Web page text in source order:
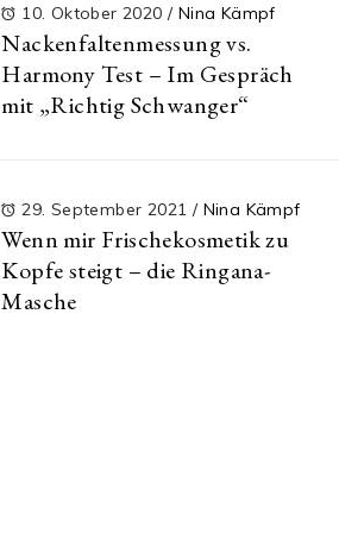
10. Oktober 2020 / Nina Kämpf
Nackenfaltenmessung vs.
Harmony Test – Im Gespräch
mit „Richtig Schwanger“
29. September 2021 / Nina Kämpf
Wenn mir Frischekosmetik zu
Kopfe steigt – die Ringana-
Masche